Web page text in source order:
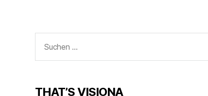
nach:
THAT’S VISIONA